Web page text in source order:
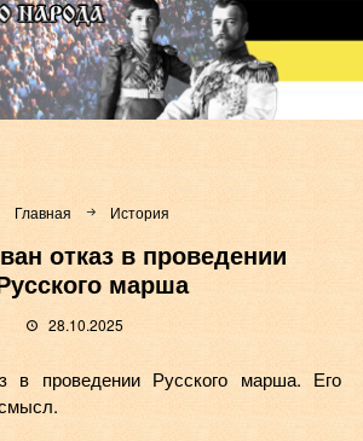
Главная История
отказ в проведении
марша
28.10.2025
в проведении Русского марша. Его